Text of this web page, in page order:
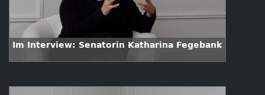
Im Interview: Senatorin Katharina Fegebank